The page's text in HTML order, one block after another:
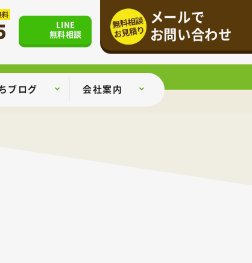
料
LINE
無料相談
メールで
お問い合わせ
ブログ 会社案内